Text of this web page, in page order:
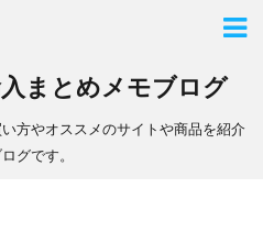
まとめメモブログ
方やオススメのサイトや商品を紹介
グです。